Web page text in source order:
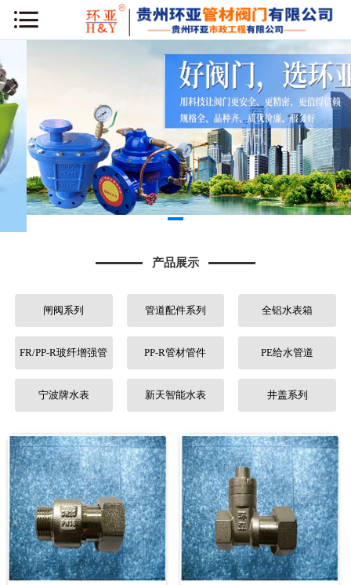
产品展示
闸阀系列 管道配件系列 全铝水表箱
FR/PP-R玻纤增强管 PP-R管材管件 PE给水管道
宁波牌水表 新天智能水表 井盖系列
公司简介
新闻动态
产品展示
工程案例
荣誉资质
行业知识
联系我们